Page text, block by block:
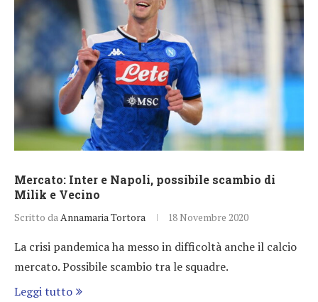
Mercato: Inter e Napoli, possibile scambio di
Milik e Vecino
Scritto da Annamaria Tortora 18 Novembre 2020
La crisi pandemica ha messo in difficoltà anche il calcio
mercato. Possibile scambio tra le squadre.
Leggi tutto